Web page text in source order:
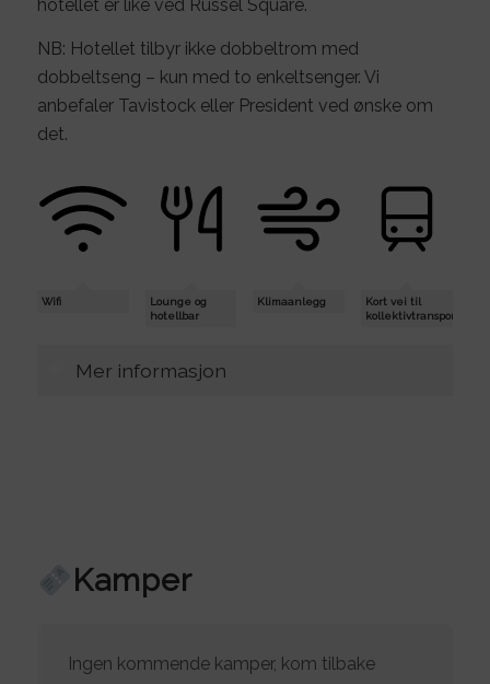
hotellet er like ved Russel Square.
NB: Hotellet tilbyr ikke dobbeltrom med
dobbeltseng – kun med to enkeltsenger. Vi
anbefaler Tavistock eller President ved ønske om
det.
Wifi
Lounge og
hotellbar
Klimaanlegg
Kort vei til
kollektivtransport
Mer informasjon
Kamper
Ingen kommende kamper, kom tilbake